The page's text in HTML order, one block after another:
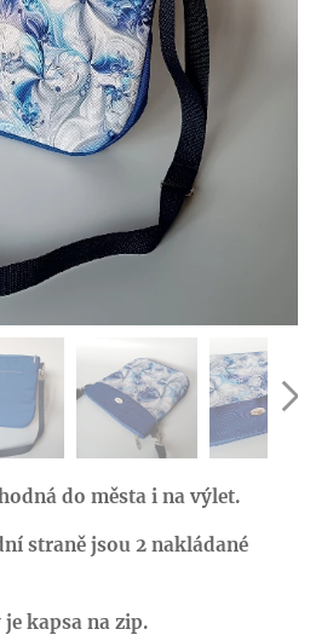
do města i na výlet.
straně jsou 2 nakládané
kapsa na zip.